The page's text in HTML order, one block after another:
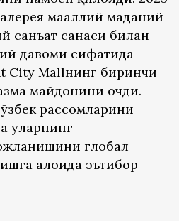
маҳаллий маданий
санъат саҳнаси билан
давоми сифатида
City Mallнинг биринчи
майдонини очди.
рассомларини
уларнинг
глобал
алоҳида эътибор